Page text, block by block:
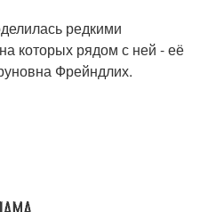
редкими
которых рядом с ней - её
Фрейндлих.